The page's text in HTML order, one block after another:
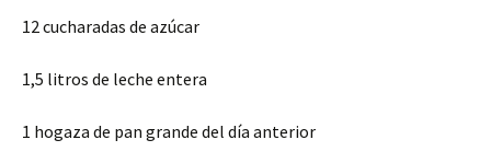
12 cucharadas de azúcar
1,5 litros de leche entera
1 hogaza de pan grande del día anterior